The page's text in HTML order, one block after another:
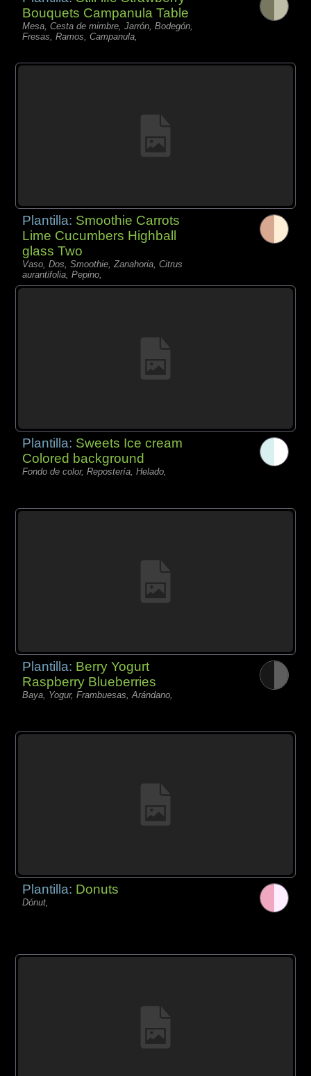
Bouquets Campanula Table
Mesa, Cesta de mimbre, Jarrón, Bodegón,
Fresas, Ramos, Campanula,
Plantilla: Smoothie Carrots
Lime Cucumbers Highball
glass Two
Vaso, Dos, Smoothie, Zanahoria, Citrus
aurantifolia, Pepino,
Plantilla: Sweets Ice cream
Colored background
Fondo de color, Repostería, Helado,
Plantilla: Berry Yogurt
Raspberry Blueberries
Baya, Yogur, Frambuesas, Arándano,
Plantilla: Donuts
Dónut,